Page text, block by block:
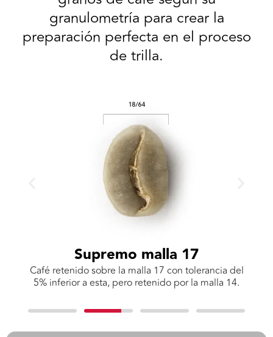
granulometría para crear la
preparación perfecta en el proceso
de trilla.
Supremo malla 17
Café retenido sobre la malla 17 con tolerancia del
5% inferior a esta, pero retenido por la malla 14.